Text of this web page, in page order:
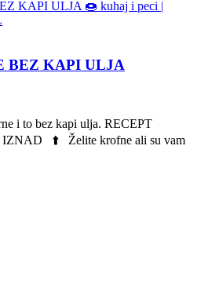
BEZ KAPI ULJA
i to bez kapi ulja. RECEPT
⬆️ Želite krofne ali su vam